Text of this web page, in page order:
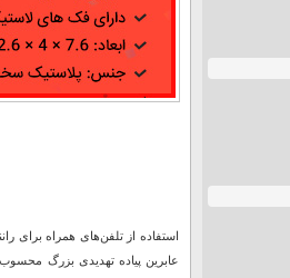
استفاده از تلفن‌های همراه برای
عابرین پیاده تهدیدی بزرگ